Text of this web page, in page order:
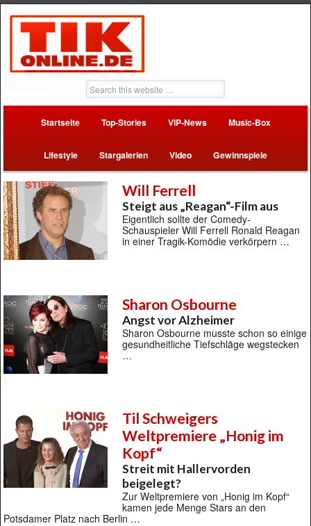
Startseite Top-Stories VIP-News Music-Box
Lifestyle Stargalerien Video Gewinnspiele
Will Ferrell
Steigt aus „Reagan“-Film aus
Eigentlich sollte der Comedy-
Schauspieler Will Ferrell Ronald Reagan
in einer Tragik-Komödie verkörpern …
Sharon Osbourne
Angst vor Alzheimer
Sharon Osbourne musste schon so einige
gesundheitliche Tiefschläge wegstecken
…
Til Schweigers
Weltpremiere „Honig im
Kopf“
Streit mit Hallervorden
beigelegt?
Zur Weltpremiere von „Honig im Kopf“
kamen jede Menge Stars an den
Potsdamer Platz nach Berlin …